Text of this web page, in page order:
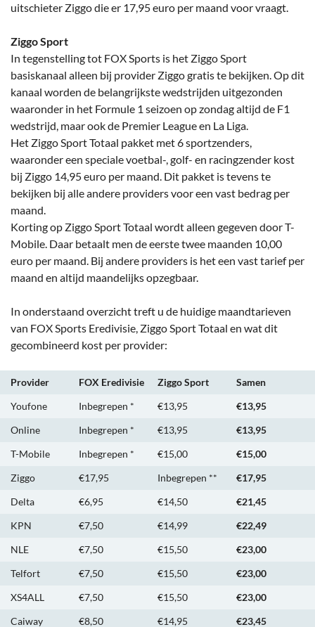
uitschieter Ziggo die er 17,95 euro per maand voor vraagt.
Ziggo Sport
In tegenstelling tot FOX Sports is het Ziggo Sport
basiskanaal alleen bij provider Ziggo gratis te bekijken. Op dit
kanaal worden de belangrijkste wedstrijden uitgezonden
waaronder in het Formule 1 seizoen op zondag altijd de F1
wedstrijd, maar ook de Premier League en La Liga.
Het Ziggo Sport Totaal pakket met 6 sportzenders,
waaronder een speciale voetbal-, golf- en racingzender kost
bij Ziggo 14,95 euro per maand. Dit pakket is tevens te
bekijken bij alle andere providers voor een vast bedrag per
maand.
Korting op Ziggo Sport Totaal wordt alleen gegeven door T-
Mobile. Daar betaalt men de eerste twee maanden 10,00
euro per maand. Bij andere providers is het een vast tarief per
maand en altijd maandelijks opzegbaar.
In onderstaand overzicht treft u de huidige maandtarieven
van FOX Sports Eredivisie, Ziggo Sport Totaal en wat dit
gecombineerd kost per provider:
Provider FOX Eredivisie Ziggo Sport
Samen
Youfone
Inbegrepen * €13,95
€13,95
Online
Inbegrepen * €13,95
€13,95
T-Mobile
Inbegrepen * €15,00
€15,00
Ziggo
€17,95 Inbegrepen **
€17,95
Delta
€6,95 €14,50
€21,45
KPN
€7,50 €14,99
€22,49
NLE
€7,50 €15,50
€23,00
Telfort
€7,50 €15,50
€23,00
XS4ALL
€7,50 €15,50
€23,00
Caiway
€8,50 €14,95
€23,45